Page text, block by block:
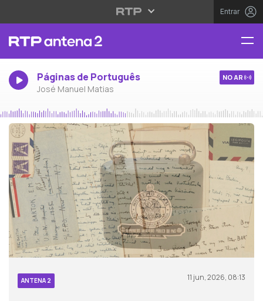
Entrar
Páginas de Português
José Manuel Matias
NO AR
ANTENA 2 11 jun, 2026, 08:13